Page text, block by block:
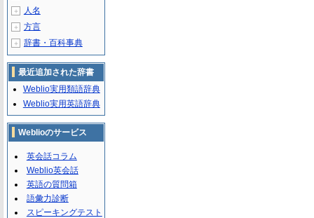
＋ 人名
＋ 方言
＋ 辞書・百科事典
最近追加された辞書
Weblio実用類語辞典
Weblio実用英語辞典
Weblioのサービス
英会話コラム
Weblio英会話
英語の質問箱
語彙力診断
スピーキングテスト